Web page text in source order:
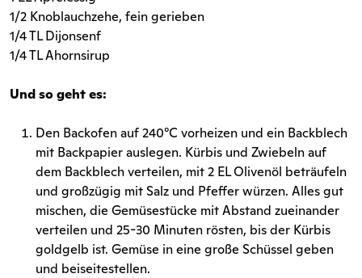
1/2 Knoblauchzehe, fein gerieben
1/4 TL Dijonsenf
1/4 TL Ahornsirup
Und so geht es:
Den Backofen auf 240°C vorheizen und ein Backblech
mit Back­papier auslegen. Kürbis und Zwiebeln auf
dem Backblech verteilen, mit 2 EL Olivenöl beträufeln
und großzügig mit Salz und Pfeffer würzen. Alles gut
mischen, die Gemüsestücke mit Abstand zueinan­der
verteilen und 25-30 Minuten rösten, bis der Kürbis
goldgelb ist. Gemüse in eine große Schüssel geben
und beiseitestellen.